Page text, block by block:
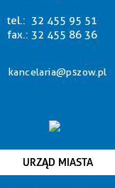
tel.: 32 455 95 51
fax.: 32 455 86 36
kancelaria@pszow.pl
URZĄD MIASTA